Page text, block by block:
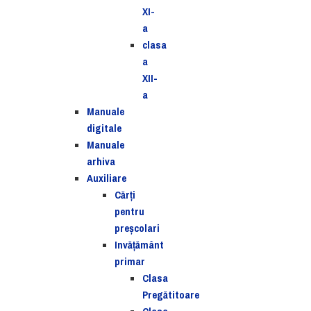
XI-
a
clasa
a
XII-
a
Manuale
digitale
Manuale
arhiva
Auxiliare
Cărţi
pentru
preşcolari
Invățământ
primar
Clasa
Pregătitoare